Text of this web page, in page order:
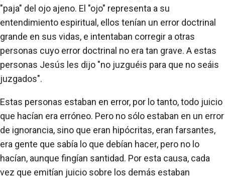
"paja" del ojo ajeno. El "ojo" representa a su
entendimiento espiritual, ellos tenían un error doctrinal
grande en sus vidas, e intentaban corregir a otras
personas cuyo error doctrinal no era tan grave. A estas
personas Jesús les dijo "no juzguéis para que no seáis
juzgados".
Estas personas estaban en error, por lo tanto, todo juicio
que hacían era erróneo. Pero no sólo estaban en un error
de ignorancia, sino que eran hipócritas, eran farsantes,
era gente que sabía lo que debían hacer, pero no lo
hacían, aunque fingían santidad. Por esta causa, cada
vez que emitían juicio sobre los demás estaban